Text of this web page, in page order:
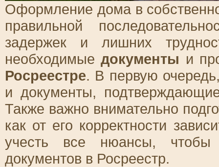
Оформление дома в
правильной
задержек и лишних
необходимыедокументы и
Росреестре. В первую
и документы,
Также важно внимательно
как от его корректности
учесть все нюансы, чтобы
документов в Росреестр.